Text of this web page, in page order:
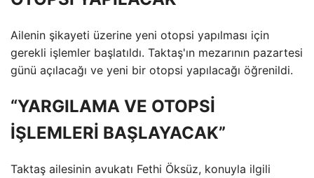
Ailenin şikayeti üzerine yeni otopsi yapılması için
gerekli işlemler başlatıldı. Taktaş'ın mezarının pazartesi
günü açılacağı ve yeni bir otopsi yapılacağı öğrenildi.
“YARGILAMA VE OTOPSİ
İŞLEMLERİ BAŞLAYACAK”
Taktaş ailesinin avukatı Fethi Öksüz, konuyla ilgili